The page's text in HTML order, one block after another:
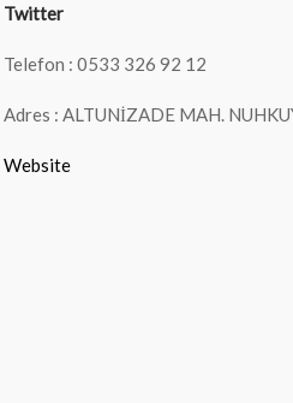
Twitter
Telefon : 0533 326 92 12
Adres : ALTUNİZADE MAH.
Website